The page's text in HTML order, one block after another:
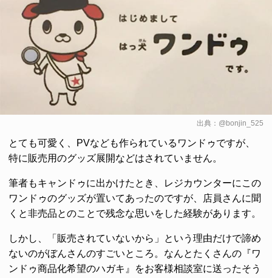
出典： @bonjin_525
とても可愛く、PVなども作られているワンドゥですが、
特に販売用のグッズ展開などはされていません。
筆者もキャンドゥに出かけたとき、レジカウンターにこの
ワンドゥのグッズが置いてあったのですが、店員さんに聞
くと非売品とのことで残念な思いをした経験があります。
しかし、「販売されていないから」という理由だけで諦め
ないのがぼんさんのすごいところ。なんとたくさんの『ワ
ンドゥ商品化希望のハガキ』をお客様相談室に送ったそう